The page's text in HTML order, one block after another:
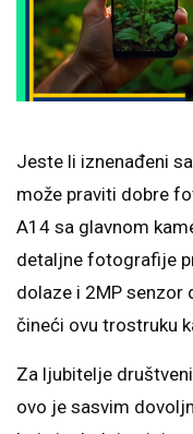
Jeste li iznenađeni
može praviti dobre
A14 sa glavnom
detaljne fotografije
dolaze i 2MP senzor
čineći ovu trostruku
Za ljubitelje
ovo je sasvim